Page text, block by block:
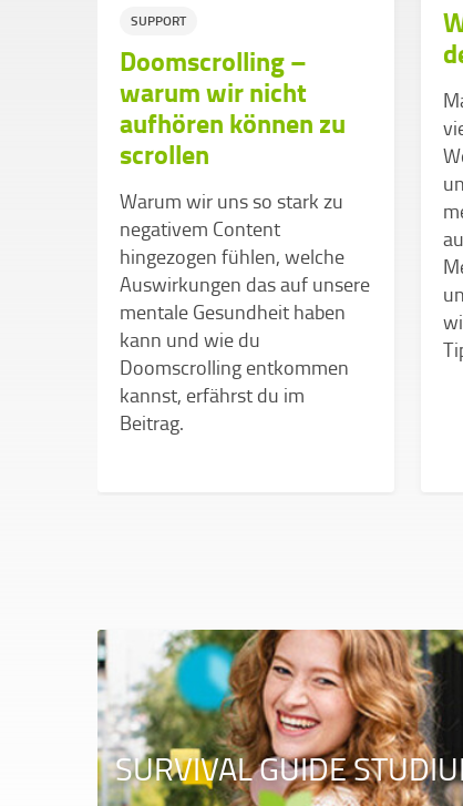
SUPPORT
Doomscrolling –
warum wir nicht
aufhören können zu
scrollen
Warum wir uns so stark zu
negativem Content
hingezogen fühlen, welche
Auswirkungen das auf unsere
mentale Gesundheit haben
kann und wie du
Doomscrolling entkommen
kannst, erfährst du im
Beitrag.
SURVIVAL GUIDE